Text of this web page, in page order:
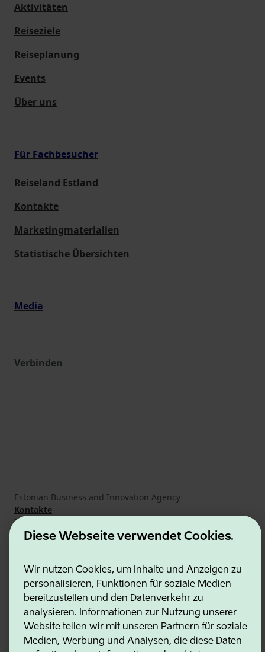
Diese Webseite verwendet Cookies.
Wir nutzen Cookies, um Inhalte und Anzeigen zu
personalisieren, Funktionen für soziale Medien
bereitzustellen und den Datenverkehr zu
analysieren. Informationen zur Nutzung unserer
Website teilen wir mit unseren Partnern für soziale
Medien, Werbung und Analysen, die diese Daten
Aktivitäten
Reiseziele
Reiseplanung
Events
Über uns
Für Fachbesucher
Reiseland Estland
Kontakte
Marketingmaterialien
Statistische Übersichten
Media
Verbinden
Estonian Business and Innovation Agency
Kontakte
Kooperationspartner
Nutzungsbedingungen